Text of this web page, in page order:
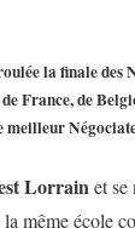
la finale des
France, de
meilleur
Lorrain et se
la même école